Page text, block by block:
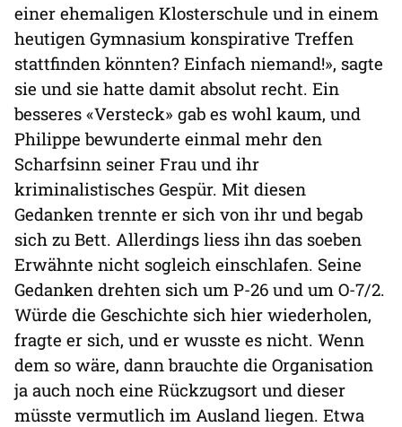
einer ehemaligen Klosterschule und in einem
heutigen Gymnasium konspirative Treffen
stattfinden könnten? Einfach niemand!», sagte
sie und sie hatte damit absolut recht. Ein
besseres «Versteck» gab es wohl kaum, und
Philippe bewunderte einmal mehr den
Scharfsinn seiner Frau und ihr
kriminalistisches Gespür. Mit diesen
Gedanken trennte er sich von ihr und begab
sich zu Bett. Allerdings liess ihn das soeben
Erwähnte nicht sogleich einschlafen. Seine
Gedanken drehten sich um P-26 und um O-7/2.
Würde die Geschichte sich hier wiederholen,
fragte er sich, und er wusste es nicht. Wenn
dem so wäre, dann brauchte die Organisation
ja auch noch eine Rückzugsort und dieser
müsste vermutlich im Ausland liegen. Etwa